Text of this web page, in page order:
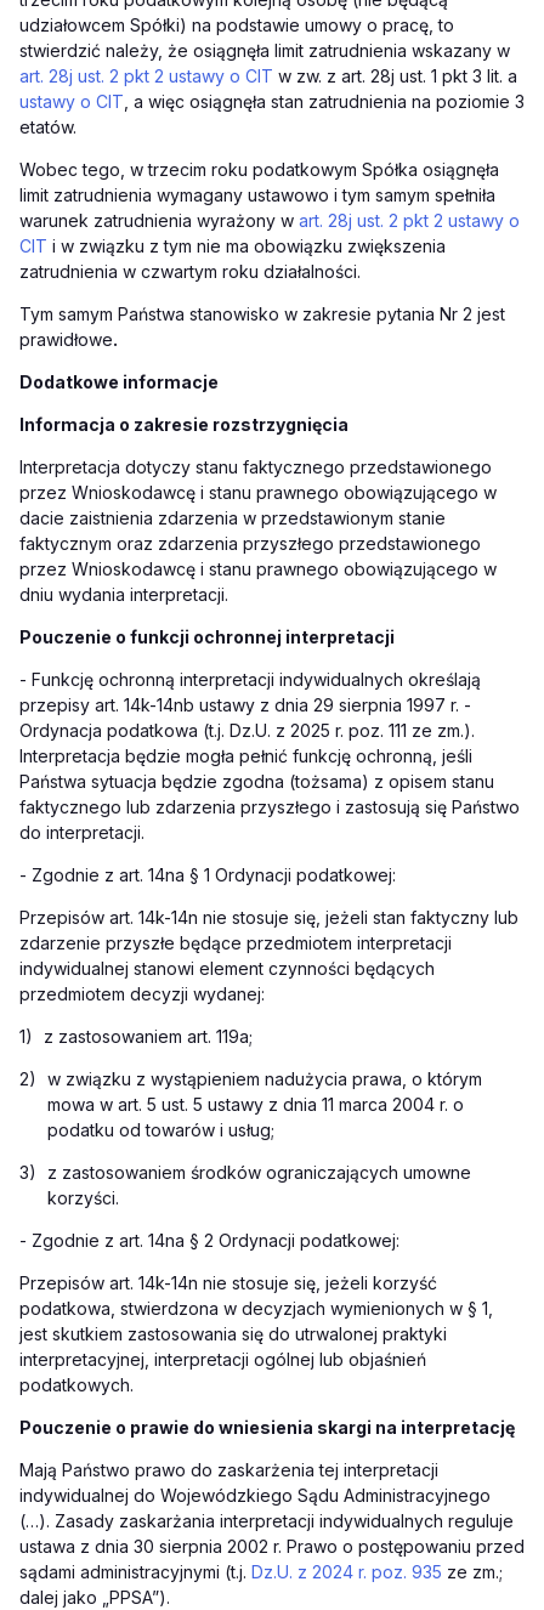
udziałowcem Spółki) na podstawie umowy o pracę, to
stwierdzić należy, że osiągnęła limit zatrudnienia wskazany w
art. 28j ust. 2 pkt 2 ustawy o CIT w zw. z art. 28j ust. 1 pkt 3 lit. a
ustawy o CIT , a więc osiągnęła stan zatrudnienia na poziomie 3
etatów.
Wobec tego, w trzecim roku podatkowym Spółka osiągnęła
limit zatrudnienia wymagany ustawowo i tym samym spełniła
warunek zatrudnienia wyrażony w art. 28j ust. 2 pkt 2 ustawy o
CIT i w związku z tym nie ma obowiązku zwiększenia
zatrudnienia w czwartym roku działalności.
Tym samym Państwa stanowisko w zakresie pytania Nr 2 jest
prawidłowe.
Dodatkowe informacje
Informacja o zakresie rozstrzygnięcia
Interpretacja dotyczy stanu faktycznego przedstawionego
przez Wnioskodawcę i stanu prawnego obowiązującego w
dacie zaistnienia zdarzenia w przedstawionym stanie
faktycznym oraz zdarzenia przyszłego przedstawionego
przez Wnioskodawcę i stanu prawnego obowiązującego w
dniu wydania interpretacji.
Pouczenie o funkcji ochronnej interpretacji
- Funkcję ochronną interpretacji indywidualnych określają
przepisy art. 14k-14nb ustawy z dnia 29 sierpnia 1997 r. -
Ordynacja podatkowa (t.j. Dz.U. z 2025 r. poz. 111 ze zm.).
Interpretacja będzie mogła pełnić funkcję ochronną, jeśli
Państwa sytuacja będzie zgodna (tożsama) z opisem stanu
faktycznego lub zdarzenia przyszłego i zastosują się Państwo
do interpretacji.
- Zgodnie z art. 14na § 1 Ordynacji podatkowej:
Przepisów art. 14k-14n nie stosuje się, jeżeli stan faktyczny lub
zdarzenie przyszłe będące przedmiotem interpretacji
indywidualnej stanowi element czynności będących
przedmiotem decyzji wydanej:
1) z zastosowaniem art. 119a;
2)
w związku z wystąpieniem nadużycia prawa, o którym
mowa w art. 5 ust. 5 ustawy z dnia 11 marca 2004 r. o
podatku od towarów i usług;
3)
z zastosowaniem środków ograniczających umowne
korzyści.
- Zgodnie z art. 14na § 2 Ordynacji podatkowej:
Przepisów art. 14k-14n nie stosuje się, jeżeli korzyść
podatkowa, stwierdzona w decyzjach wymienionych w § 1,
jest skutkiem zastosowania się do utrwalonej praktyki
interpretacyjnej, interpretacji ogólnej lub objaśnień
podatkowych.
Pouczenie o prawie do wniesienia skargi na interpretację
Mają Państwo prawo do zaskarżenia tej interpretacji
indywidualnej do Wojewódzkiego Sądu Administracyjnego
(…). Zasady zaskarżania interpretacji indywidualnych reguluje
ustawa z dnia 30 sierpnia 2002 r. Prawo o postępowaniu przed
sądami administracyjnymi (t.j. Dz.U. z 2024 r. poz. 935 ze zm.;
dalej jako „PPSA”).